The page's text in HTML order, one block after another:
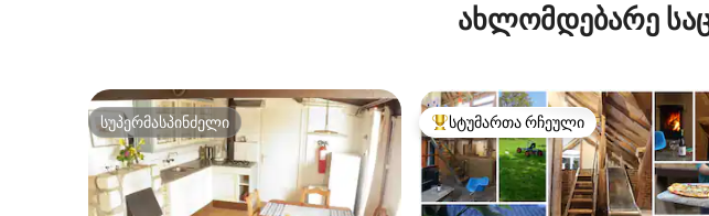
ახლომდებარე
სუპერმასპინძელი
სუპერმასპინძელი სტუმართა რჩეული მოწინავე ვარიანტი
სტუმართა რჩეული